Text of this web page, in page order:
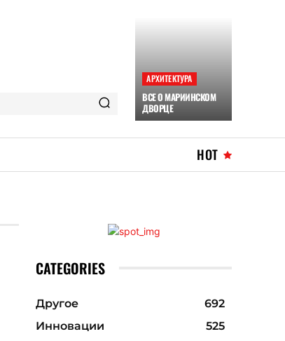
АРХИТЕКТУРА
ВСЕ О МАРИИНСКОМ
ДВОРЦЕ
HOT
CATEGORIES
Другое
692
Инновации
525